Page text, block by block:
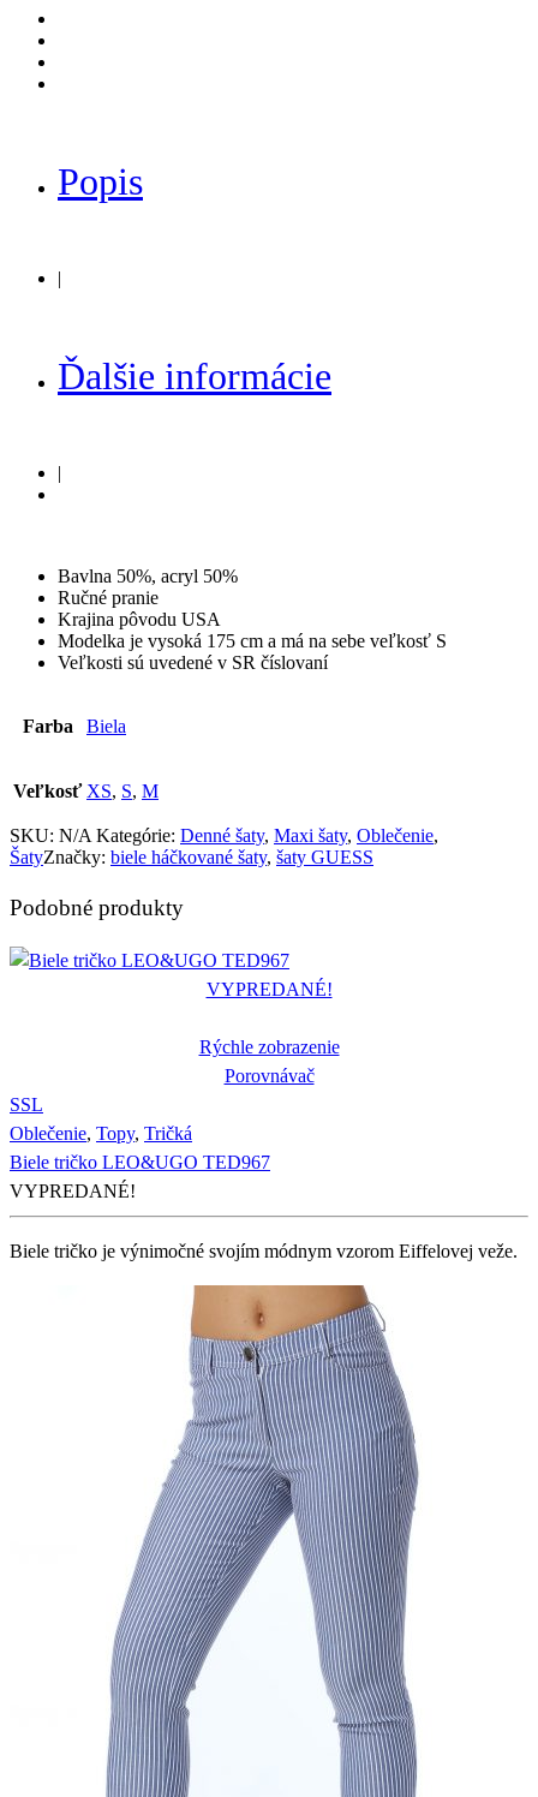
Popis
|
Ďalšie informácie
|
Bavlna 50%, acryl 50%
Ručné pranie
Krajina pôvodu USA
Modelka je vysoká 175 cm a má na sebe veľkosť S
Veľkosti sú uvedené v SR číslovaní
Farba Biela
Veľkosť XS, S, M
SKU: N/A Kategórie: Denné šaty, Maxi šaty, Oblečenie,
ŠatyZnačky: biele háčkované šaty, šaty GUESS
Podobné produkty
VYPREDANÉ!
Rýchle zobrazenie
Porovnávač
SSL
Oblečenie, Topy, Tričká
Biele tričko LEO&UGO TED967
VYPREDANÉ!
Biele tričko je výnimočné svojím módnym vzorom Eiffelovej veže.